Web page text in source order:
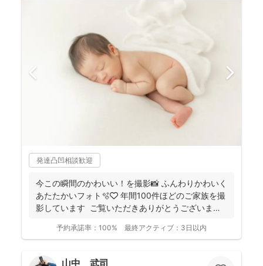
発達凸凹相談歓迎
今この瞬間のかわいい！を撮影📸 ふんわりかわいく
あたたかいフォト🫧🤍 年間100件ほどのご家族を撮
影しています ご覧いただきありがとうございま
予約承諾率： 100% 最終アクティブ： 3日以内
山中 武司